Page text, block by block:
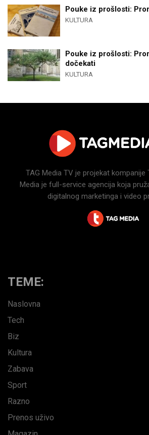
Pouke iz prošlosti:
KULTURA
Pouke iz prošlosti:
dočekati
KULTURA
TAG Media TV je projekat kompanije
Media je full-service agencija koja
digitalnog marketinga i video
TEME:
Naslovna
Tech
Biz
Kultura
Zabava
Sport
Razno
Prenos uživo